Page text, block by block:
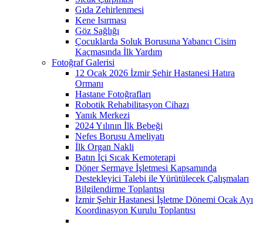
Gıda Zehirlenmesi
Kene Isırması
Göz Sağlığı
Çocuklarda Soluk Borusuna Yabancı Cisim
Kaçmasında İlk Yardım
Fotoğraf Galerisi
12 Ocak 2026 İzmir Şehir Hastanesi Hatıra
Ormanı
Hastane Fotoğrafları
Robotik Rehabilitasyon Cihazı
Yanık Merkezi
2024 Yılının İlk Bebeği
Nefes Borusu Ameliyatı
İlk Organ Nakli
Batın İçi Sıcak Kemoterapi
Döner Sermaye İşletmesi Kapsamında
Destekleyici Talebi ile Yürütülecek Çalışmaları
Bilgilendirme Toplantısı
İzmir Şehir Hastanesi İşletme Dönemi Ocak Ayı
Koordinasyon Kurulu Toplantısı